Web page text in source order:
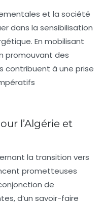
et la société
dans la sensibilisation
En mobilisant
promouvant des
contribuent à une prise
l’Algérie et
la transition vers
prometteuses
de
d’un savoir-faire